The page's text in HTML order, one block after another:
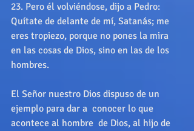
23. Pero él volviéndose, dijo a Pedro:
Quítate de delante de mí, Satanás; me
eres tropiezo, porque no pones la mira
en las cosas de Dios, sino en las de los
hombres.
El Señor nuestro Dios dispuso de un
ejemplo para dar a  conocer lo que
acontece al hombre  de Dios, al hijo de